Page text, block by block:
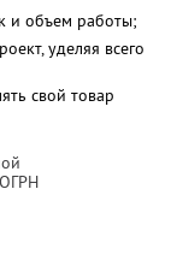
и объем работы;
уделяя всего
свой товар